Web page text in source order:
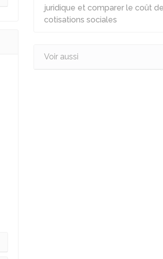
juridique et comparer le coût
cotisations sociales
Voir aussi